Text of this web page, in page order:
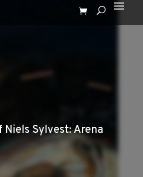
Niels Sylvest: Arena